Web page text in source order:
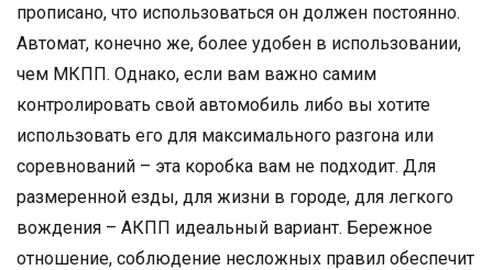
прописано, что использоваться он должен постоянно.
Автомат, конечно же, более удобен в использовании,
чем МКПП. Однако, если вам важно самим
контролировать свой автомобиль либо вы хотите
использовать его для максимального разгона или
соревнований – эта коробка вам не подходит. Для
размеренной езды, для жизни в городе, для легкого
вождения – АКПП идеальный вариант. Бережное
отношение, соблюдение несложных правил обеспечит